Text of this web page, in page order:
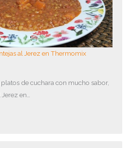
al Jerez en Thermomix
platos de cuchara con mucho sabor,
en…